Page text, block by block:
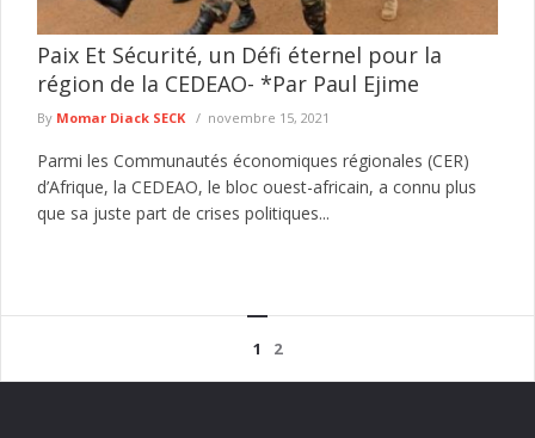
Paix Et Sécurité, un Défi éternel pour la
région de la CEDEAO- *Par Paul Ejime
By Momar Diack SECK novembre 15, 2021
Parmi les Communautés économiques régionales (CER)
d’Afrique, la CEDEAO, le bloc ouest-africain, a connu plus
que sa juste part de crises politiques...
1 2